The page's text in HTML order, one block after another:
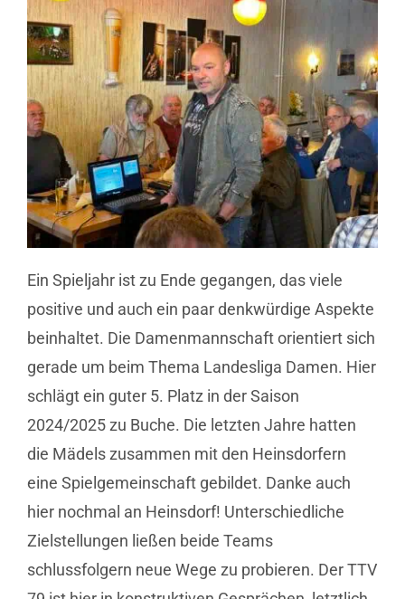
Ein Spieljahr ist zu Ende gegangen, das viele
positive und auch ein paar denkwürdige Aspekte
beinhaltet. Die Damenmannschaft orientiert sich
gerade um beim Thema Landesliga Damen. Hier
schlägt ein guter 5. Platz in der Saison
2024/2025 zu Buche. Die letzten Jahre hatten
die Mädels zusammen mit den Heinsdorfern
eine Spielgemeinschaft gebildet. Danke auch
hier nochmal an Heinsdorf! Unterschiedliche
Zielstellungen ließen beide Teams
schlussfolgern neue Wege zu probieren. Der TTV